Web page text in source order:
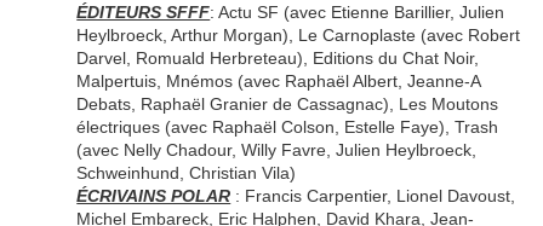
ÉDITEURS SFFF: Actu SF (avec Etienne Barillier, Julien
Heylbroeck, Arthur Morgan), Le Carnoplaste (avec Robert
Darvel, Romuald Herbreteau), Editions du Chat Noir,
Malpertuis, Mnémos (avec Raphaël Albert, Jeanne-A
Debats, Raphaël Granier de Cassagnac), Les Moutons
électriques (avec Raphaël Colson, Estelle Faye), Trash
(avec Nelly Chadour, Willy Favre, Julien Heylbroeck,
Schweinhund, Christian Vila)
ÉCRIVAINS POLAR : Francis Carpentier, Lionel Davoust,
Michel Embareck, Eric Halphen, David Khara, Jean-